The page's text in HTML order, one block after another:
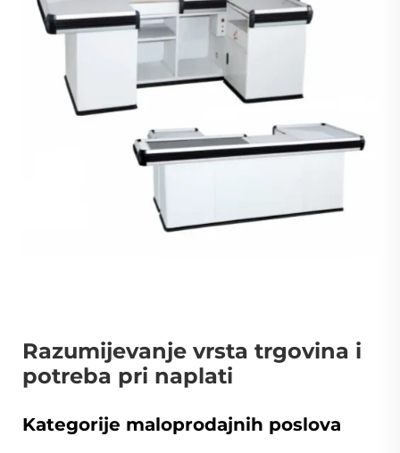
Razumijevanje vrsta trgovina i
potreba pri naplati
Kategorije maloprodajnih poslova